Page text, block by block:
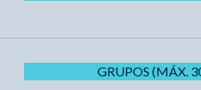
GRUPOS (MÁX.